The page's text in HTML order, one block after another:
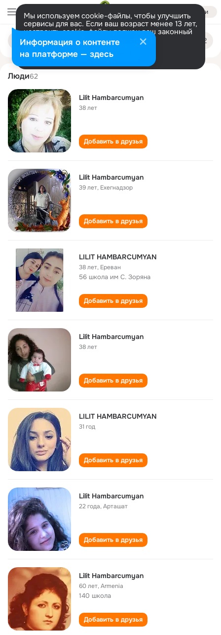
Войти
Мы используем cookie-файлы, чтобы улучшить
сервисы для вас. Если ваш возраст менее 13 лет,
настроить cookie-файлы должен ваш законный
представитель. Больше информации
Разрешить все Настроить
Поиск
людям
lilit hambarcumyan
Люди62
Lilit Hambarcumyan
38 лет
Добавить в друзья
Lilit Hambarcumyan
39 лет, Ехегнадзор
Добавить в друзья
LILIT HAMBARCUMYAN
38 лет, Ереван
56 школа им С. Зоряна
Добавить в друзья
Lilit Hambarcumyan
38 лет
Добавить в друзья
LILIT HAMBARCUMYAN
31 год
Добавить в друзья
Lilit Hambarcumyan
22 года,Арташат
Добавить в друзья
Lilit Hambarcumyan
60 лет,Armenia
140 школа
Добавить в друзья
Информация о контенте
на платформе — здесь